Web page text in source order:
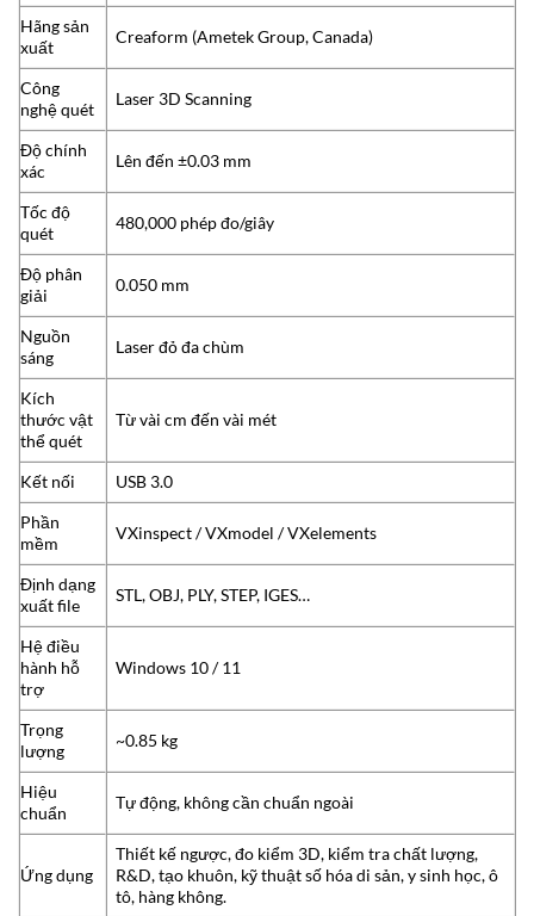
Hãng sản
xuất
Creaform (Ametek Group, Canada)
Công
nghệ quét
Laser 3D Scanning
Độ chính
xác
Lên đến ±0.03 mm
Tốc độ
quét
480,000 phép đo/giây
Độ phân
giải
0.050 mm
Nguồn
sáng
Laser đỏ đa chùm
Kích
thước vật
thể quét
Từ vài cm đến vài mét
Kết nối
USB 3.0
Phần
mềm
VXinspect / VXmodel / VXelements
Định dạng
xuất file
STL, OBJ, PLY, STEP, IGES…
Hệ điều
hành hỗ
trợ
Windows 10 / 11
Trọng
lượng
~0.85 kg
Hiệu
chuẩn
Tự động, không cần chuẩn ngoài
Ứng dụng
Thiết kế ngược, đo kiểm 3D, kiểm tra chất lượng,
R&D, tạo khuôn, kỹ thuật số hóa di sản, y sinh học, ô
tô, hàng không.